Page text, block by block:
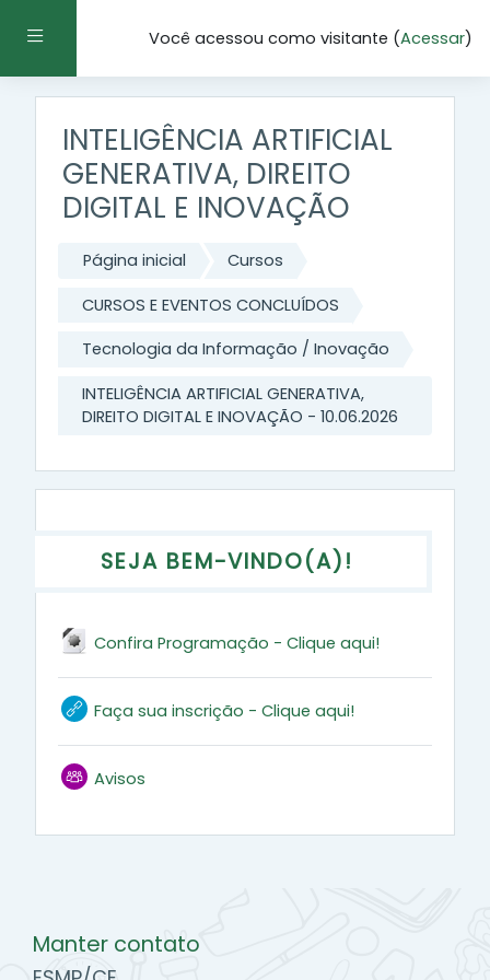
Painel lateral Você acessou como visitante (Acessar)
INTELIGÊNCIA ARTIFICIAL
GENERATIVA, DIREITO
DIGITAL E INOVAÇÃO
Página inicial Cursos
CURSOS E EVENTOS CONCLUÍDOS
Tecnologia da Informação / Inovação
INTELIGÊNCIA ARTIFICIAL GENERATIVA,
DIREITO DIGITAL E INOVAÇÃO - 10.06.2026
SEJA BEM-VINDO(A)!
Confira Programação - Clique aqui!Arquivo
Faça sua inscrição - Clique aqui!URL
AvisosFórum
Manter contato